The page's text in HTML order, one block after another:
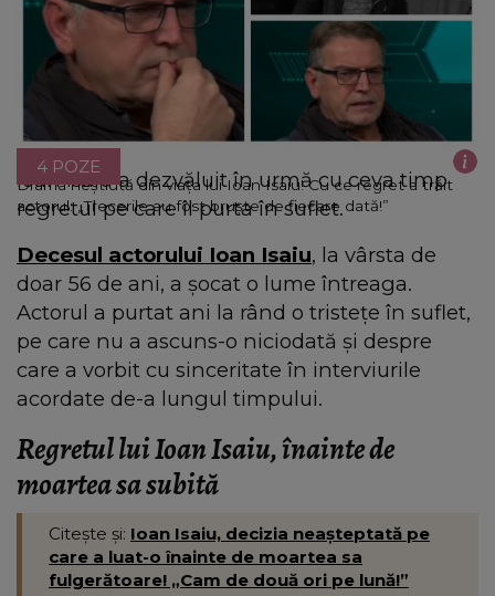
Drama neștiută din viața lui Ioan Isaiu! Cu ce regret a trăit
actorul: „Trecerile au fost bruște de fiecare dată!”
4 POZE
Ioan Isaiu a dezvăluit în urmă cu ceva timp
regretul pe care îl purta în suflet.
Decesul actorului Ioan Isaiu, la vârsta de
doar 56 de ani, a șocat o lume întreaga.
Actorul a purtat ani la rând o tristețe în suflet,
pe care nu a ascuns-o niciodată și despre
care a vorbit cu sinceritate în interviurile
acordate de-a lungul timpului.
Regretul lui Ioan Isaiu, înainte de
moartea sa subită
Citește și: Ioan Isaiu, decizia neașteptată pe
care a luat-o înainte de moartea sa
fulgerătoare! „Cam de două ori pe lună!”